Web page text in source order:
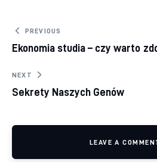
Nawigacja wpisu
PREVIOUS
Ekonomia studia – czy warto
NEXT
Sekrety Naszych Genów
LEAVE A